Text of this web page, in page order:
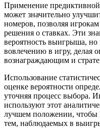
Применение
может значительно
номеров, позволяя
решения о ставках. Эти
вероятность выигрыша, но
вовлечению в игру, делая
вознаграждающим и
Использование
оценке вероятности
уточняя процесс выбора.
используют этот
лучшем положении, чтобы
тем, наблюдаемых в